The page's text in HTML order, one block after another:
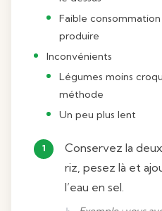
Faible
produire
Inconvénients
Légumes moins
méthode
Un peu plus lent
Conservez la
riz, pesez là et
l’eau en sel.